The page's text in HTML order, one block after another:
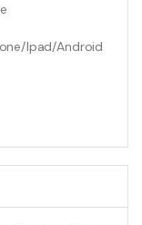
Ipad/Android